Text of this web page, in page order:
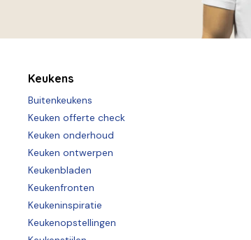
Keukens
Buitenkeukens
Keuken offerte check
Keuken onderhoud
Keuken ontwerpen
Keukenbladen
Keukenfronten
Keukeninspiratie
Keukenopstellingen